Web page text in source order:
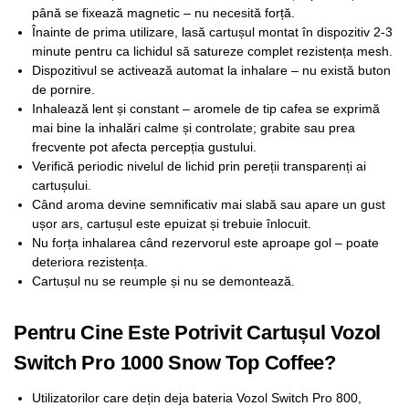
până se fixează magnetic – nu necesită forță.
Înainte de prima utilizare, lasă cartușul montat în dispozitiv 2-3
minute pentru ca lichidul să satureze complet rezistența mesh.
Dispozitivul se activează automat la inhalare – nu există buton
de pornire.
Inhalează lent și constant – aromele de tip cafea se exprimă
mai bine la inhalări calme și controlate; grabite sau prea
frecvente pot afecta percepția gustului.
Verifică periodic nivelul de lichid prin pereții transparenți ai
cartușului.
Când aroma devine semnificativ mai slabă sau apare un gust
ușor ars, cartușul este epuizat și trebuie înlocuit.
Nu forța inhalarea când rezervorul este aproape gol – poate
deteriora rezistența.
Cartușul nu se reumple și nu se demontează.
Pentru Cine Este Potrivit Cartușul Vozol
Switch Pro 1000 Snow Top Coffee?
Utilizatorilor care dețin deja bateria Vozol Switch Pro 800,